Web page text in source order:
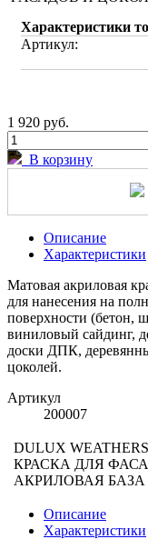
Характеристики
Артикул:
1 920 руб.
В корзину
Описание
Характеристики
Матовая акриловая
для нанесения на
поверхности (бетон,
виниловый сайдинг,
доски ДПК,
цоколей.
Артикул
200007
DULUX
КРАСКА ДЛЯ
АКРИЛОВАЯ БАЗА
Описание
Характеристики